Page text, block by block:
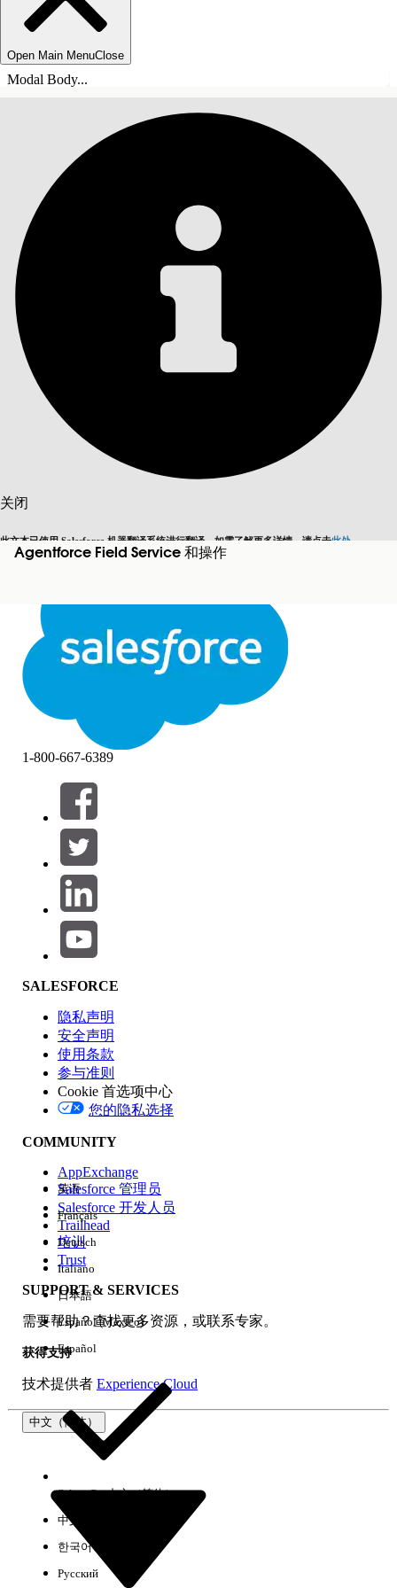
Open Main MenuClose
Modal Body...
关闭
此文本已使用 Salesforce 机器翻译系统进行翻译。如需了解更多详情，请点击此处
切换为英语 而非现在
关闭关闭
Agentforce Field Service 和操作
目录
筛选器 (0)
选择筛选器
产品区域
功能影响
版本
体验
1-800-667-6389
SALESFORCE
隐私声明
安全声明
使用条款
参与准则
Cookie 首选项中心
您的隐私选择
COMMUNITY
AppExchange
Salesforce 管理员
Salesforce 开发人员
Trailhead
培训
Trust
SUPPORT & SERVICES
需要帮助？查找更多资源，或联系专家。
获得支持
技术提供者 Experience Cloud
中文（简体）
英语
Français
Deutsch
Italiano
日本語
Español (México)
Español
Select Org中文（简体）
中文（繁体）
한국어
Русский